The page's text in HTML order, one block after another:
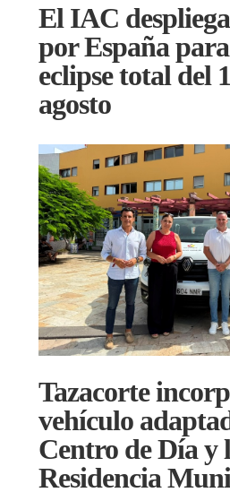
El IAC
por España
eclipse total del
agosto
Tazacorte
vehículo
Centro de Día y
Residencia